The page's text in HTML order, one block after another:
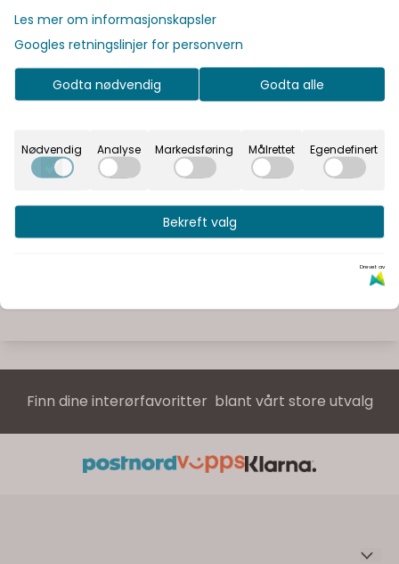
Land: *
Finn dine interørfavoritter blant vårt store utvalg
Les mer om informasjonskapsler
Googles retningslinjer for personvern
Godta nødvendig Godta alle
Nødvendig Analyse Markedsføring Målrettet Egendefinert
Bekreft valg
Drevet av